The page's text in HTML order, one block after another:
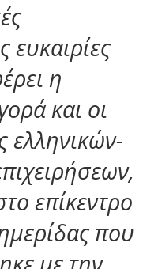
ευκαιρίες
η
και οι
ελληνικών-
επίκεντρο
που